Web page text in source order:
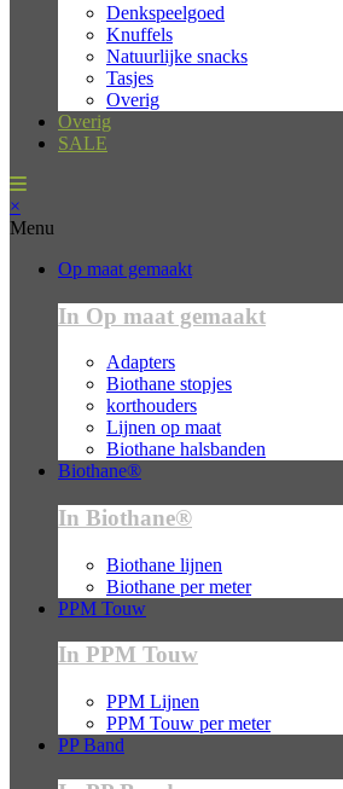
Denkspeelgoed
Knuffels
Natuurlijke snacks
Tasjes
Overig
Overig
SALE
×
Menu
Op maat gemaakt
In Op maat gemaakt
Adapters
Biothane stopjes
korthouders
Lijnen op maat
Biothane halsbanden
Biothane®
In Biothane®
Biothane lijnen
Biothane per meter
PPM Touw
In PPM Touw
PPM Lijnen
PPM Touw per meter
PP Band